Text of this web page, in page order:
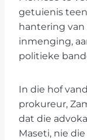
getuienis
hantering
inmenging,
politieke
In die hof
prokureur,
dat die
Maseti, nie